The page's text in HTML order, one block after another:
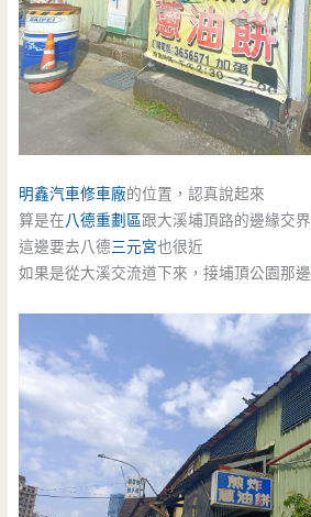
明鑫汽車修車廠的位置，認真說起來
算是在八德重劃區跟大溪埔頂路的邊緣交
這邊要去八德三元宮也很近
如果是從大溪交流道下來，接埔頂公園那